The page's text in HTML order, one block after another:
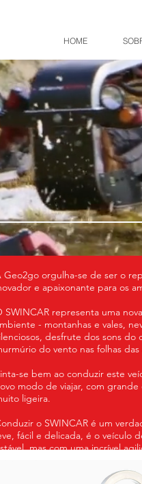
HOME
Geo2go orgulha-se de ser o
e apaixonante para os
SWINCAR representa uma
- montanhas e vales,
desfrute dos sons
do vento nas folhas das
se bem ao conduzir este
modo de viajar, com
ligeira.
o SWINCAR é um
fácil e delicada, é o veículo
mas com uma incrível